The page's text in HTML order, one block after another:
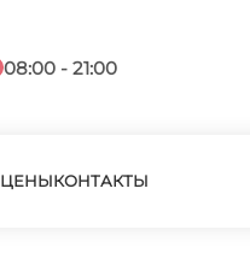
08:00 - 21:00
ЦЕНЫКОНТАКТЫ